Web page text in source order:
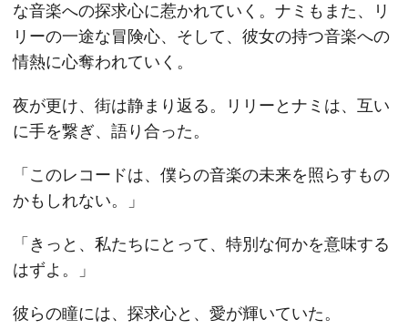
な音楽への探求心に惹かれていく。ナミもまた、リ
リーの一途な冒険心、そして、彼女の持つ音楽への
情熱に心奪われていく。
夜が更け、街は静まり返る。リリーとナミは、互い
に手を繋ぎ、語り合った。
「このレコードは、僕らの音楽の未来を照らすもの
かもしれない。」
「きっと、私たちにとって、特別な何かを意味する
はずよ。」
彼らの瞳には、探求心と、愛が輝いていた。